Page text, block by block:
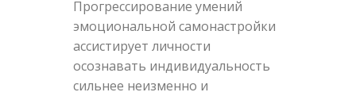
Прогрессирование умений
эмоциональной самонастройки
ассистирует личности
осознавать индивидуальность
сильнее неизменно и